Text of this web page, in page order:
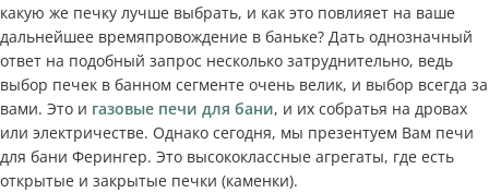
какую же печку лучше выбрать, и как это повлияет на ваше
дальнейшее времяпровождение в баньке? Дать однозначный
ответ на подобный запрос несколько затруднительно, ведь
выбор печек в банном сегменте очень велик, и выбор всегда за
вами. Это и газовые печи для бани, и их собратья на дровах
или электричестве. Однако сегодня, мы презентуем Вам печи
для бани Ферингер. Это высококлассные агрегаты, где есть
открытые и закрытые печки (каменки).